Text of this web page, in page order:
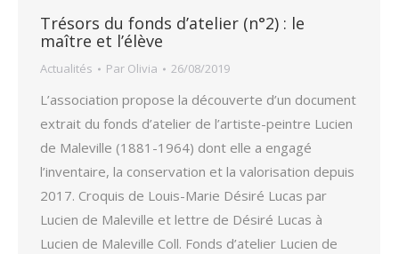
Trésors du fonds d’atelier (n°2) : le
maître et l’élève
Actualités Par Olivia 26/08/2019
L’association propose la découverte d’un document
extrait du fonds d’atelier de l’artiste-peintre Lucien
de Maleville (1881-1964) dont elle a engagé
l’inventaire, la conservation et la valorisation depuis
2017. Croquis de Louis-Marie Désiré Lucas par
Lucien de Maleville et lettre de Désiré Lucas à
Lucien de Maleville Coll. Fonds d’atelier Lucien de